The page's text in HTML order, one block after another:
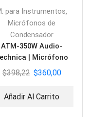
para Instrumentos,
Micrófonos de
Condensador
ATM-350W Audio-
| Micrófono
Condensador para
$398,22 $360,00
Añadir Al Carrito